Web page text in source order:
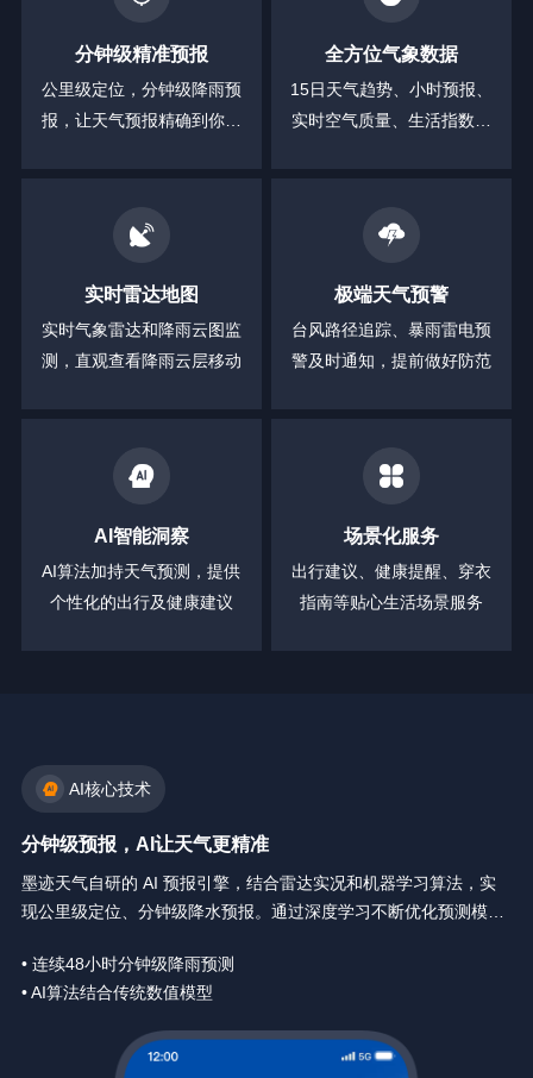
分钟级精准预报
公里级定位，分钟级降雨预
报，让天气预报精确到你身
全方位气象数据
15日天气趋势、小时预报、
实时空气质量、生活指数等
实时雷达地图
实时气象雷达和降雨云图监
测，直观查看降雨云层移动
极端天气预警
台风路径追踪、暴雨雷电预
警及时通知，提前做好防范
AI智能洞察
AI算法加持天气预测，提供
个性化的出行及健康建议
场景化服务
出行建议、健康提醒、穿衣
指南等贴心生活场景服务
AI核心技术
分钟级预报，AI让天气更精准
墨迹天气自研的 AI 预报引擎，结合雷达实况和机器学习算法，实
现公里级定位、分钟级降水预报。通过深度学习不断优化预测模
• 连续48小时分钟级降雨预测
• AI算法结合传统数值模型